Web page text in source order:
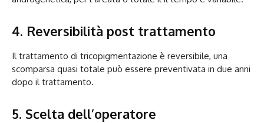
4. Reversibilità post trattamento
Il trattamento di tricopigmentazione è reversibile, una
scomparsa quasi totale può essere preventivata in due anni
dopo il trattamento.
5. Scelta dell’operatore